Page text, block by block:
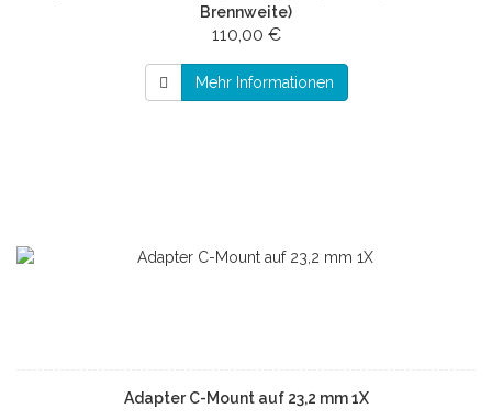
Brennweite)
110,00 €
Mehr Informationen
Adapter C-Mount auf 23,2 mm 1X